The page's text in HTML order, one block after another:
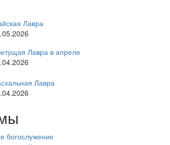
Лавра
Лавра в апреле
Лавра
богослужение